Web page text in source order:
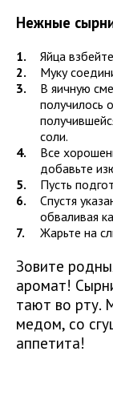
Нежные
Яйца
Муку
В яичную
получилось
соли.
Все
добавьте
Пусть
Спустя
обваливая
Жарьте на
Зовите
аромат!
тают во рту.
медом, со
аппетита!